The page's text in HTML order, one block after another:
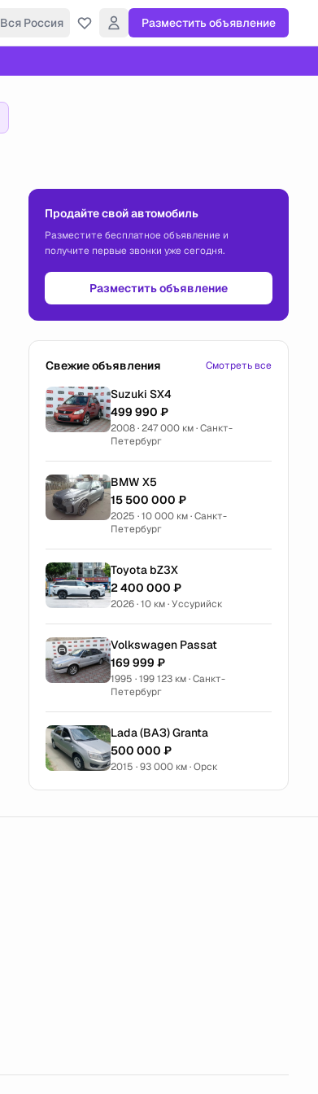
Вся Россия Разместить объявление
Продайте свой автомобиль
Разместите бесплатное объявление и
получите первые звонки уже сегодня.
Разместить объявление
Свежие объявления Смотреть все
Suzuki SX4
499 990 ₽
2008 · 247 000 км · Санкт-
Петербург
BMW X5
15 500 000 ₽
2025 · 10 000 км · Санкт-
Петербург
Toyota bZ3X
2 400 000 ₽
2026 · 10 км · Уссурийск
Volkswagen Passat
169 999 ₽
1995 · 199 123 км · Санкт-
Петербург
Lada (ВАЗ) Granta
500 000 ₽
2015 · 93 000 км · Орск